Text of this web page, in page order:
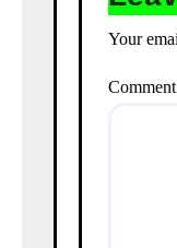
Your
Comment